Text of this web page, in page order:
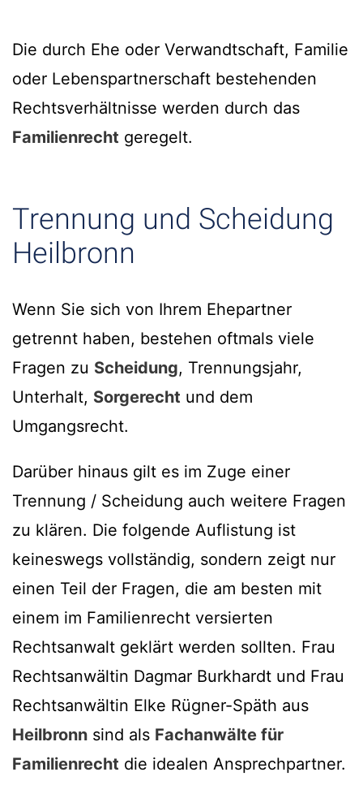
Die durch Ehe oder Verwandtschaft, Familie
oder Lebenspartnerschaft bestehenden
Rechtsverhältnisse werden durch das
Familienrecht geregelt.
Trennung und Scheidung
Heilbronn
Wenn Sie sich von Ihrem Ehepartner
getrennt haben, bestehen oftmals viele
Fragen zu Scheidung, Trennungsjahr,
Unterhalt, Sorgerecht und dem
Umgangsrecht.
Darüber hinaus gilt es im Zuge einer
Trennung / Scheidung auch weitere Fragen
zu klären. Die folgende Auflistung ist
keineswegs vollständig, sondern zeigt nur
einen Teil der Fragen, die am besten mit
einem im Familienrecht versierten
Rechtsanwalt geklärt werden sollten. Frau
Rechtsanwältin Dagmar Burkhardt und Frau
Rechtsanwältin Elke Rügner-Späth aus
Heilbronn sind als Fachanwälte für
Familienrecht die idealen Ansprechpartner.